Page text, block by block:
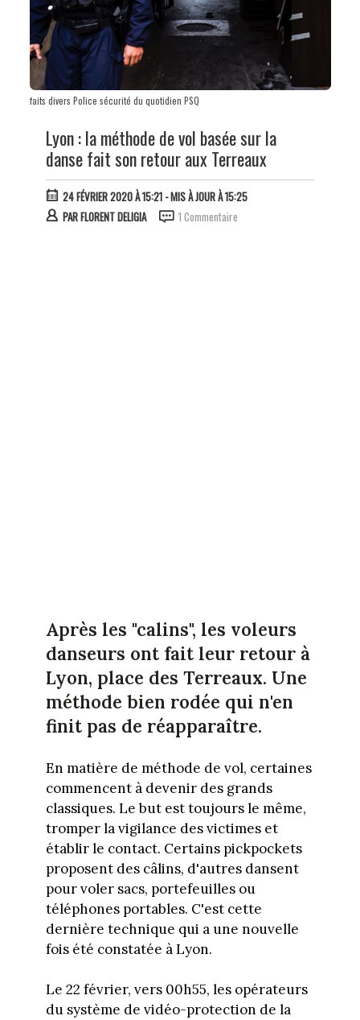
faits divers Police sécurité du quotidien PSQ
Lyon : la méthode de vol basée sur la
danse fait son retour aux Terreaux
24 FÉVRIER 2020 À 15:21- MIS À JOUR À 15:25
PARFLORENT DELIGIA 1 Commentaire
Après les "calins", les voleurs
danseurs ont fait leur retour à
Lyon, place des Terreaux. Une
méthode bien rodée qui n'en
finit pas de réapparaître.
En matière de méthode de vol, certaines
commencent à devenir des grands
classiques. Le but est toujours le même,
tromper la vigilance des victimes et
établir le contact. Certains pickpockets
proposent des câlins, d'autres dansent
pour voler sacs, portefeuilles ou
téléphones portables. C'est cette
dernière technique qui a une nouvelle
fois été constatée à Lyon.
Le 22 février, vers 00h55, les opérateurs
du système de vidéo-protection de la